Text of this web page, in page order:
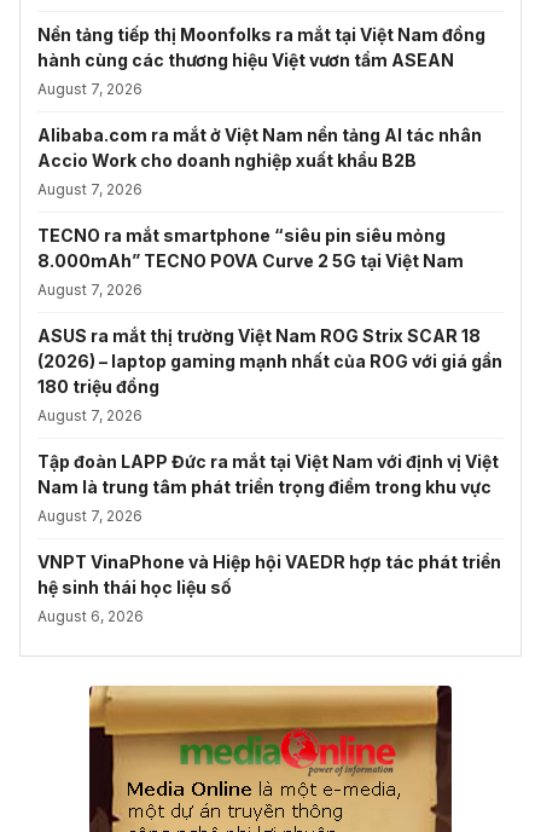
Nền tảng tiếp thị Moonfolks ra mắt tại Việt Nam đồng
hành cùng các thương hiệu Việt vươn tầm ASEAN
August 7, 2026
Alibaba.com ra mắt ở Việt Nam nền tảng AI tác nhân
Accio Work cho doanh nghiệp xuất khẩu B2B
August 7, 2026
TECNO ra mắt smartphone “siêu pin siêu mỏng
8.000mAh” TECNO POVA Curve 2 5G tại Việt Nam
August 7, 2026
ASUS ra mắt thị trường Việt Nam ROG Strix SCAR 18
(2026) – laptop gaming mạnh nhất của ROG với giá gần
180 triệu đồng
August 7, 2026
Tập đoàn LAPP Đức ra mắt tại Việt Nam với định vị Việt
Nam là trung tâm phát triển trọng điểm trong khu vực
August 7, 2026
VNPT VinaPhone và Hiệp hội VAEDR hợp tác phát triển
hệ sinh thái học liệu số
August 6, 2026